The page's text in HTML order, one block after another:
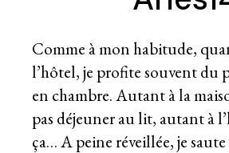
Comme à mon habitude,
l’hôtel, je profite souvent du
en chambre. Autant à la
pas déjeuner au lit, autant à
ça… A peine réveillée, je